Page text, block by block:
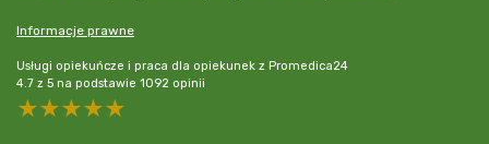
Informacje prawne
Usługi opiekuńcze i praca dla opiekunek z Promedica24
4.7 z 5 na podstawie 1092 opinii
5 stars
4 stars
3 stars
2 stars